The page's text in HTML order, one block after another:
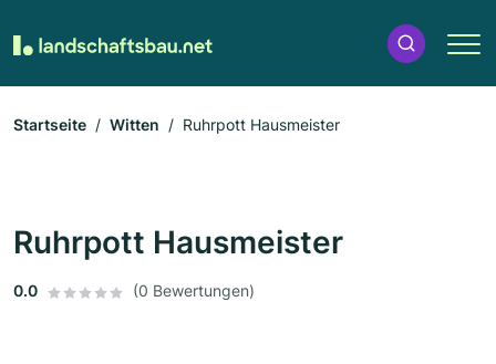
Startseite Witten Ruhrpott Hausmeister
Ruhrpott Hausmeister
0.0 (0 Bewertungen)